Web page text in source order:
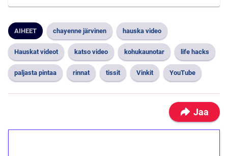
AIHEET chayenne järvinen hauska video
Hauskat videot katso video kohukaunotar life hacks
paljasta pintaa rinnat tissit Vinkit YouTube
Jaa